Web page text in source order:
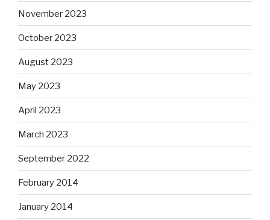
November 2023
October 2023
August 2023
May 2023
April 2023
March 2023
September 2022
February 2014
January 2014